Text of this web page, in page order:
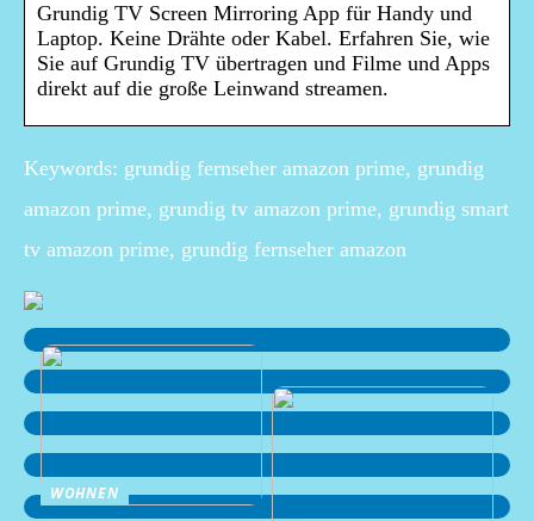
Grundig TV Screen Mirroring App für Handy und
Laptop. Keine Drähte oder Kabel. Erfahren Sie, wie
Sie auf Grundig TV übertragen und Filme und Apps
direkt auf die große Leinwand streamen.
Keywords: grundig fernseher amazon prime, grundig
amazon prime, grundig tv amazon prime, grundig smart
tv amazon prime, grundig fernseher amazon
WOHNEN